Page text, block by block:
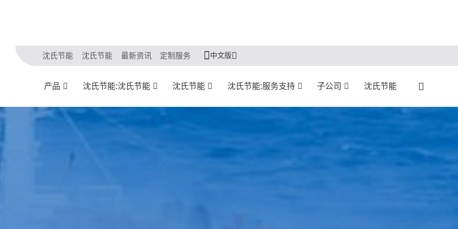
沈氏节能 沈氏节能 最新资讯 定制服务 中文版
产品 沈氏节能:沈氏节能 沈氏节能 沈氏节能:服务支持 子公司 沈氏节能